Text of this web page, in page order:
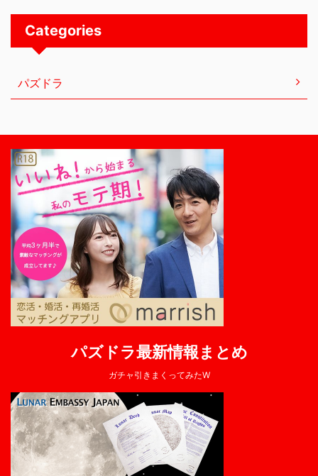
Categories
パズドラ
パズドラ最新情報まとめ
ガチャ引きまくってみたW